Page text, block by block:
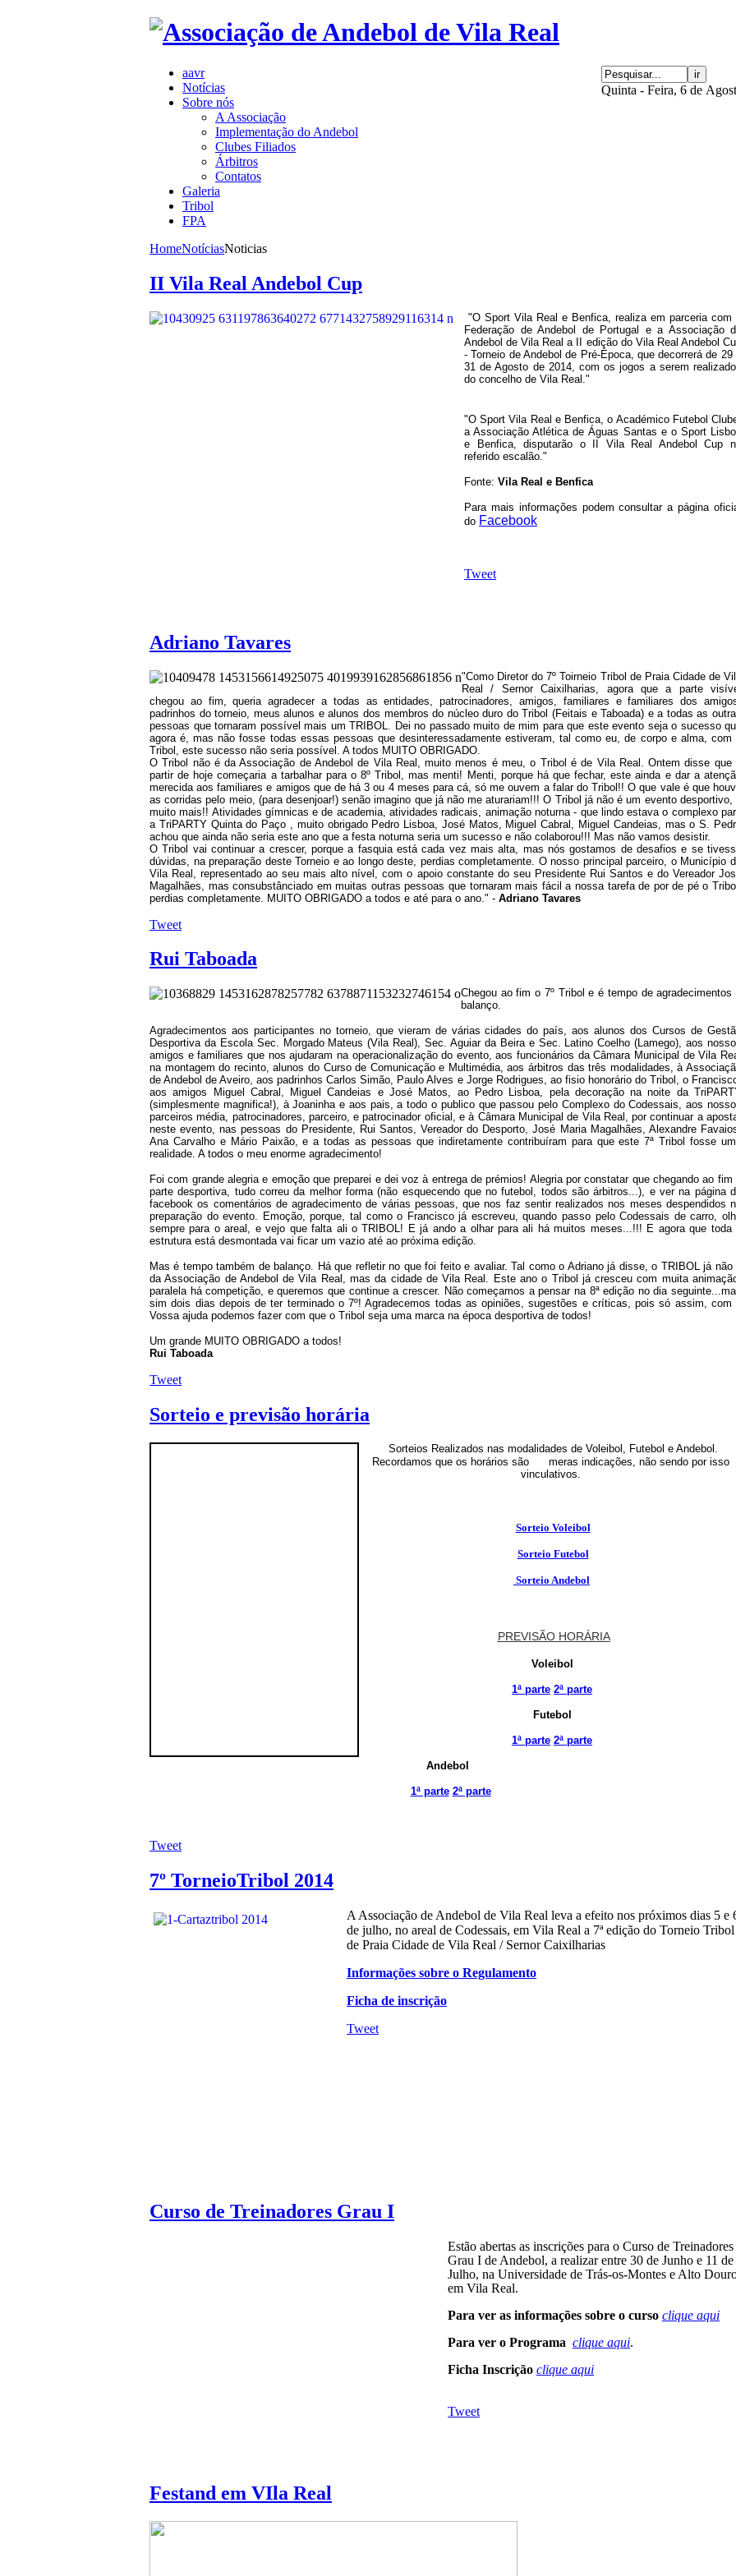
Quinta - Feira, 6 de
aavr
Notícias
Sobre nós
A Associação
Implementação do Andebol
Clubes Filiados
Árbitros
Contatos
Galeria
Tribol
FPA
HomeNotíciasNoticias
II Vila Real Andebol Cup
"O Sport Vila Real e Benfica, realiza em parceria com
Federação de Andebol de Portugal e a Associação
Andebol de Vila Real a II edição do Vila Real Andebol
- Torneio de Andebol de Pré-Época, que decorrerá de 29
31 de Agosto de 2014, com os jogos a serem
do concelho de Vila Real."
"O Sport Vila Real e Benfica, o Académico Futebol
a Associação Atlética de Águas Santas e o Sport
e Benfica, disputarão o II Vila Real Andebol Cup
referido escalão."
Fonte: Vila Real e Benfica
Para mais informações podem consultar a página
do Facebook
Tweet
Adriano Tavares
"Como Diretor do 7º Toirneio Tribol de Praia Cidade de
Real / Sernor Caixilharias, agora que a parte
chegou ao fim, queria agradecer a todas as entidades, patrocinadores, amigos, familiares e familiares dos
padrinhos do torneio, meus alunos e alunos dos membros do núcleo duro do Tribol (Feitais e Taboada) e a todas as
pessoas que tornaram possível mais um TRIBOL. Dei no passado muito de mim para que este evento seja o sucesso
agora é, mas não fosse todas essas pessoas que desinteressadamente estiveram, tal como eu, de corpo e alma, com
Tribol, este sucesso não seria possível. A todos MUITO OBRIGADO.
O Tribol não é da Associação de Andebol de Vila Real, muito menos é meu, o Tribol é de Vila Real. Ontem disse que
partir de hoje começaria a tarbalhar para o 8º Tribol, mas menti! Menti, porque há que fechar, este ainda e dar a
merecida aos familiares e amigos que de há 3 ou 4 meses para cá, só me ouvem a falar do Tribol!! O que vale é que
as corridas pelo meio, (para desenjoar!) senão imagino que já não me aturariam!!! O Tribol já não é um evento desportivo,
muito mais!! Atividades gímnicas e de academia, atividades radicais, animação noturna - que lindo estava o complexo
a TriPARTY Quinta do Paço , muito obrigado Pedro Lisboa, José Matos, Miguel Cabral, Miguel Candeias, mas o S.
achou que ainda não seria este ano que a festa noturna seria um sucesso e não colaborou!!! Mas não vamos desistir.
O Tribol vai continuar a crescer, porque a fasquia está cada vez mais alta, mas nós gostamos de desafios e se
dúvidas, na preparação deste Torneio e ao longo deste, perdias completamente. O nosso principal parceiro, o Município
Vila Real, representado ao seu mais alto nível, com o apoio constante do seu Presidente Rui Santos e do Vereador
Magalhães, mas consubstânciado em muitas outras pessoas que tornaram mais fácil a nossa tarefa de por de pé o
perdias completamente. MUITO OBRIGADO a todos e até para o ano." - Adriano Tavares
Tweet
Rui Taboada
Chegou ao fim o 7º Tribol e é tempo de agradecimentos
balanço.
Agradecimentos aos participantes no torneio, que vieram de várias cidades do país, aos alunos dos Cursos de
Desportiva da Escola Sec. Morgado Mateus (Vila Real), Sec. Aguiar da Beira e Sec. Latino Coelho (Lamego), aos
amigos e familiares que nos ajudaram na operacionalização do evento, aos funcionários da Câmara Municipal de Vila
na montagem do recinto, alunos do Curso de Comunicação e Multimédia, aos árbitros das três modalidades, à
de Andebol de Aveiro, aos padrinhos Carlos Simão, Paulo Alves e Jorge Rodrigues, ao fisio honorário do Tribol, o
aos amigos Miguel Cabral, Miguel Candeias e José Matos, ao Pedro Lisboa, pela decoração na noite da
(simplesmente magnifica!), à Joaninha e aos pais, a todo o publico que passou pelo Complexo do Codessais, aos
parceiros média, patrocinadores, parceiro, e patrocinador oficial, e à Câmara Municipal de Vila Real, por continuar a
neste evento, nas pessoas do Presidente, Rui Santos, Vereador do Desporto, José Maria Magalhães, Alexandre
Ana Carvalho e Mário Paixão, e a todas as pessoas que indiretamente contribuíram para que este 7ª Tribol fosse
realidade. A todos o meu enorme agradecimento!
Foi com grande alegria e emoção que preparei e dei voz à entrega de prémios! Alegria por constatar que chegando ao fim
parte desportiva, tudo correu da melhor forma (não esquecendo que no futebol, todos são árbitros...), e ver na página
facebook os comentários de agradecimento de várias pessoas, que nos faz sentir realizados nos meses despendidos
preparação do evento. Emoção, porque, tal como o Francisco já escreveu, quando passo pelo Codessais de carro,
sempre para o areal, e vejo que falta ali o TRIBOL! E já ando a olhar para ali há muitos meses...!!! E agora que toda
estrutura está desmontada vai ficar um vazio até ao próxima edição.
Mas é tempo também de balanço. Há que refletir no que foi feito e avaliar. Tal como o Adriano já disse, o TRIBOL já não
da Associação de Andebol de Vila Real, mas da cidade de Vila Real. Este ano o Tribol já cresceu com muita
paralela há competição, e queremos que continue a crescer. Não começamos a pensar na 8ª edição no dia
sim dois dias depois de ter terminado o 7º! Agradecemos todas as opiniões, sugestões e críticas, pois só assim, com
Vossa ajuda podemos fazer com que o Tribol seja uma marca na época desportiva de todos!
Um grande MUITO OBRIGADO a todos!
Rui Taboada
Tweet
Sorteio e previsão horária
Sorteios Realizados nas modalidades de Voleibol, Futebol e Andebol.
Recordamos que os horários são meras indicações, não sendo por isso
vinculativos.
Sorteio Voleibol
Sorteio Futebol
Sorteio Andebol
PREVISÃO HORÁRIA
Voleibol
1ª parte 2ª parte
Futebol
1ª parte 2ª parte
Andebol
1ª parte 2ª parte
Tweet
7º TorneioTribol 2014
A Associação de Andebol de Vila Real leva a efeito nos próximos dias 5 e
de julho, no areal de Codessais, em Vila Real a 7ª edição do Torneio Tribol
de Praia Cidade de Vila Real / Sernor Caixilharias
Informações sobre o Regulamento
Ficha de inscrição
Tweet
Curso de Treinadores Grau I
Estão abertas as inscrições para o Curso de Treinadores
Grau I de Andebol, a realizar entre 30 de Junho e 11 de
Julho, na Universidade de Trás-os-Montes e Alto
em Vila Real.
Para ver as informações sobre o curso clique aqui
Para ver o Programa clique aqui.
Ficha Inscrição clique aqui
Tweet
Festand em VIla Real